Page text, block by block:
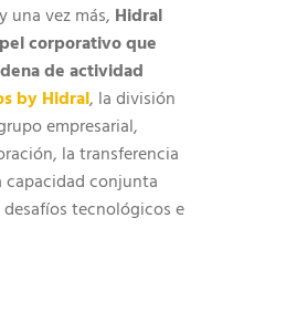
una vez más, Hidral
corporativo que
de actividad
by Hidral, la división
empresarial,
la transferencia
conjunta
tecnológicos e